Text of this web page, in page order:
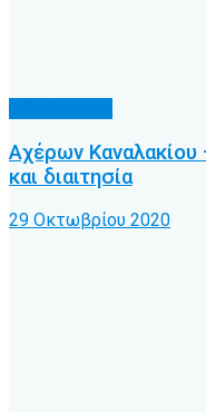
Αχέρων
και διαιτησία
29 Οκτωβρίου 2020